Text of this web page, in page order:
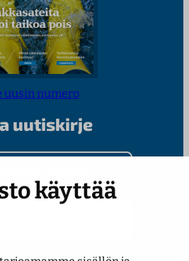
käyttää
uusin numero
uutiskirje